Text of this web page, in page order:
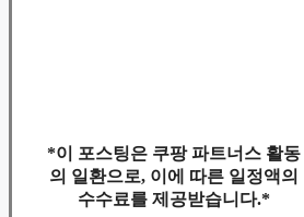
*이 포스팅은 쿠팡 파트너스 활동
의 일환으로, 이에 따른 일정액의
수수료를 제공받습니다.*